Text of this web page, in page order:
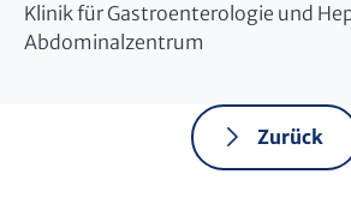
Klinik für Gastroenterologie und
Abdominalzentrum
Zurück